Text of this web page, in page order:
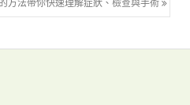
方法帶你快速理解症狀、檢查與手術